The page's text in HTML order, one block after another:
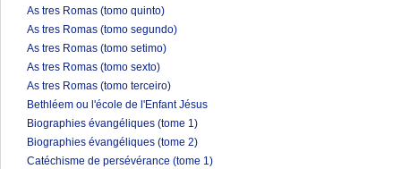
As tres Romas (tomo quinto)
As tres Romas (tomo segundo)
As tres Romas (tomo setimo)
As tres Romas (tomo sexto)
As tres Romas (tomo terceiro)
Bethléem ou l'école de l'Enfant Jésus
Biographies évangéliques (tome 1)
Biographies évangéliques (tome 2)
Catéchisme de persévérance (tome 1)